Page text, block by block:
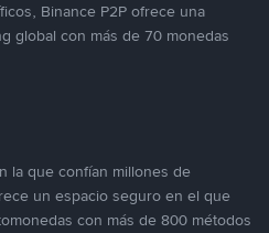
Binance P2P ofrece una
global con más de 70 monedas
la que confían millones de
un espacio seguro en el que
con más de 800 métodos